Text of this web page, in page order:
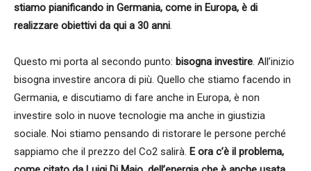
stiamo pianificando in Germania, come in Europa, è di
realizzare obiettivi da qui a 30 anni
Questo mi porta al secondo punto: bisogna investire . All’inizio
bisogna investire ancora di più. Quello che stiamo facendo in
Germania, e discutiamo di fare anche in Europa, è non
investire solo in nuove tecnologie ma anche in giustizia
sociale. Noi stiamo pensando di ristorare le persone perché
sappiamo che il prezzo del Co2 salirà. E ora c’è il problema,